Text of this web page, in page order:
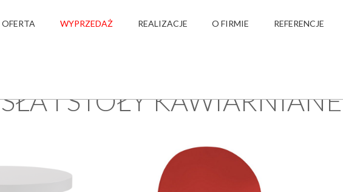
OFERTA WYPRZEDAŻ REALIZACJE O FIRMIE REFERENCJE
I STOŁY KAWIARNIANE